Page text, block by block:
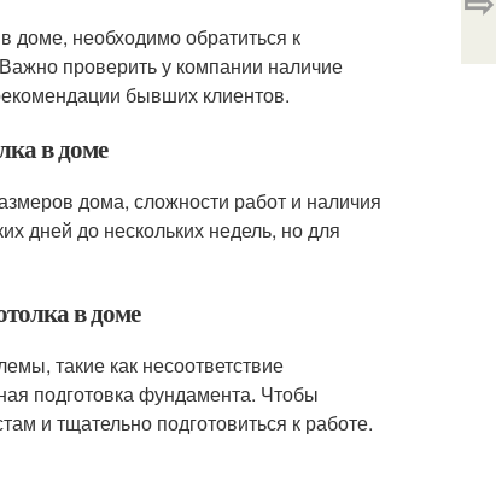
доме, необходимо обратиться к
проверить у компании наличие
бывших клиентов.
в доме
дома, сложности работ и наличия
дней до нескольких недель, но для
в доме
такие как несоответствие
подготовка фундамента. Чтобы
и тщательно подготовиться к работе.